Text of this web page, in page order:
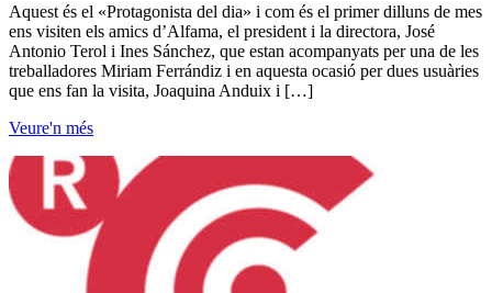
Aquest és el «Protagonista del dia» i com és el primer dilluns de mes
ens visiten els amics d’Alfama, el president i la directora, José
Antonio Terol i Ines Sánchez, que estan acompanyats per una de les
treballadores Miriam Ferrándiz i en aquesta ocasió per dues usuàries
que ens fan la visita, Joaquina Anduix i […]
Veure'n més